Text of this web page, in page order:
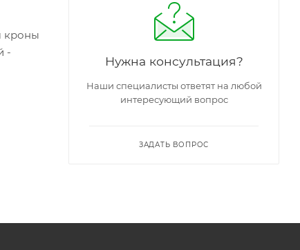
кроны
-
Нужна консультация?
Наши специалисты ответят на любой
интересующий вопрос
ЗАДАТЬ ВОПРОС